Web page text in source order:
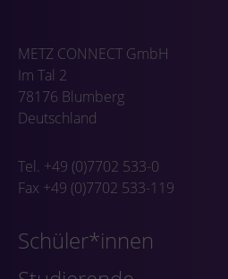
METZ CONNECT GmbH
Im Tal 2
78176 Blumberg
Deutschland
Tel. +49 (0)7702 533-0
Fax +49 (0)7702 533-119
Schüler*innen